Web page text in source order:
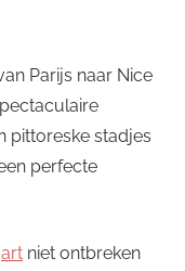
Parijs naar Nice
pittoreske stadjes
perfecte
niet ontbreken